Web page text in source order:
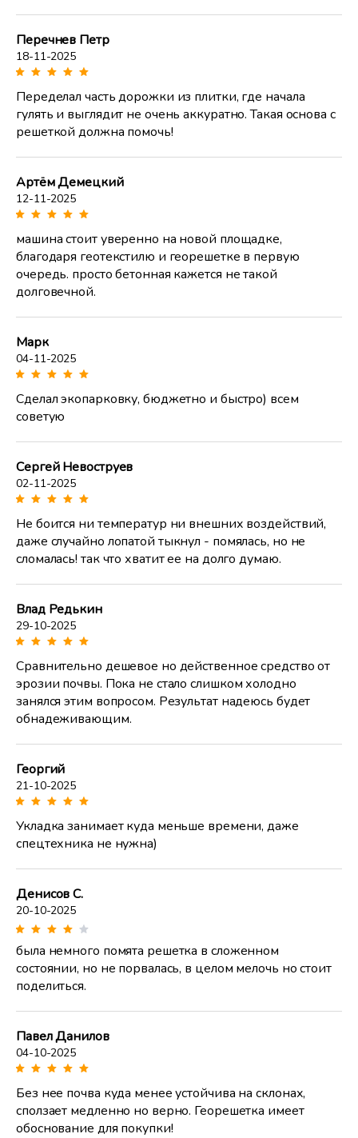
Перечнев Петр
18-11-2025
Переделал часть дорожки из плитки, где начала
гулять и выглядит не очень аккуратно. Такая основа с
решеткой должна помочь!
Артём Демецкий
12-11-2025
машина стоит уверенно на новой площадке,
благодаря геотекстилю и георешетке в первую
очередь. просто бетонная кажется не такой
долговечной.
Марк
04-11-2025
Сделал экопарковку, бюджетно и быстро) всем
советую
Сергей Невоструев
02-11-2025
Не боится ни температур ни внешних воздействий,
даже случайно лопатой тыкнул - помялась, но не
сломалась! так что хватит ее на долго думаю.
Влад Редькин
29-10-2025
Сравнительно дешевое но действенное средство от
эрозии почвы. Пока не стало слишком холодно
занялся этим вопросом. Результат надеюсь будет
обнадеживающим.
Георгий
21-10-2025
Укладка занимает куда меньше времени, даже
спецтехника не нужна)
Денисов С.
20-10-2025
была немного помята решетка в сложенном
состоянии, но не порвалась, в целом мелочь но стоит
поделиться.
Павел Данилов
04-10-2025
Без нее почва куда менее устойчива на склонах,
сползает медленно но верно. Георешетка имеет
обоснование для покупки!